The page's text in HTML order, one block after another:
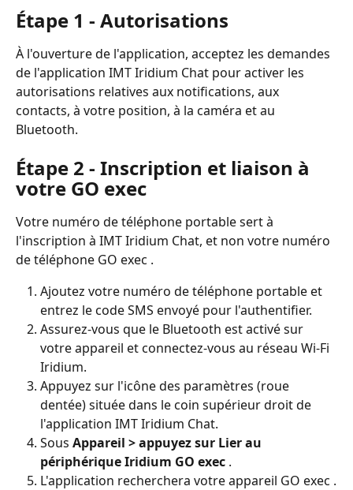
Étape 1 - Autorisations
À l'ouverture de l'application, acceptez les demandes
de l'application IMT Iridium Chat pour activer les
autorisations relatives aux notifications, aux
contacts, à votre position, à la caméra et au
Bluetooth.
Étape 2 - Inscription et liaison à
votre GO exec
Votre numéro de téléphone portable sert à
l'inscription à IMT Iridium Chat, et non votre numéro
de téléphone GO exec .
Ajoutez votre numéro de téléphone portable et
entrez le code SMS envoyé pour l'authentifier.
Assurez-vous que le Bluetooth est activé sur
votre appareil et connectez-vous au réseau Wi-Fi
Iridium.
Appuyez sur l'icône des paramètres (roue
dentée) située dans le coin supérieur droit de
l'application IMT Iridium Chat.
Sous Appareil > appuyez sur Lier au
périphérique Iridium GO exec .
L'application recherchera votre appareil GO exec .